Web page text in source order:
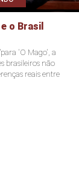
o Brasil
'O Mago', a
brasileiros não
reais entre